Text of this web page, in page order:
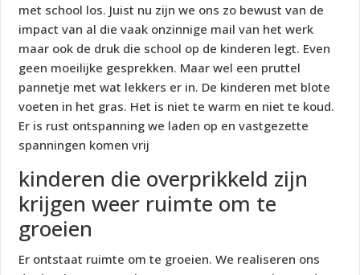
met school los. Juist nu zijn we ons zo bewust van de
impact van al die vaak onzinnige mail van het werk
maar ook de druk die school op de kinderen legt. Even
geen moeilijke gesprekken. Maar wel een pruttel
pannetje met wat lekkers er in. De kinderen met blote
voeten in het gras. Het is niet te warm en niet te koud.
Er is rust ontspanning we laden op en vastgezette
spanningen komen vrij
kinderen die overprikkeld zijn
krijgen weer ruimte om te
groeien
Er ontstaat ruimte om te groeien. We realiseren ons